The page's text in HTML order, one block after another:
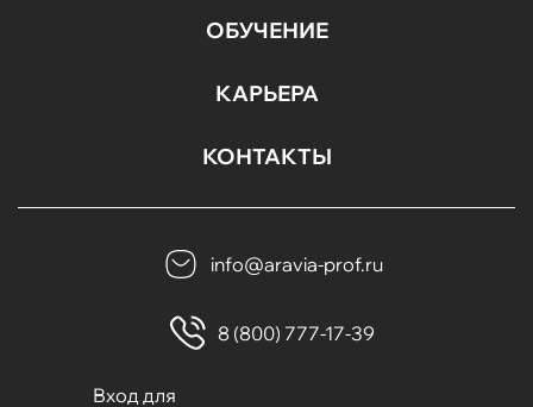
ОБУЧЕНИЕ
КАРЬЕРА
КОНТАКТЫ
info@aravia-prof.ru
8 (800) 777-17-39
Вход для